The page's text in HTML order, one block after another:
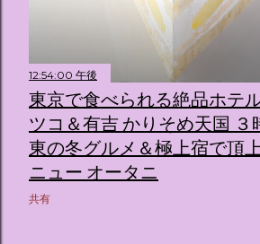
12:54:00 午後
東京で食べられる絶品ホテ
ツコ＆有吉 かりそめ天国 ３
東の冬グルメ＆極上宿で頂
ニュー オータニ
共有